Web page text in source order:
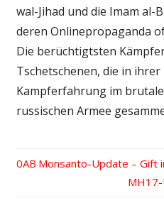
wal-Jihad und die Imam
deren Onlinepropaganda
Die berüchtigtsten
Tschetschenen, die in
Kampferfahrung im
russischen Armee
Vorheriger
Monsanto-Update – Gift